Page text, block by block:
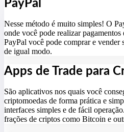
PayPal
Nesse método é muito simples! O
onde você pode realizar
PayPal você pode comprar e vender
de igual modo.
Apps de Trade para
São aplicativos nos quais você
criptomoedas de forma prática e
interfaces simples e de fácil
frações de criptos como Bitcoin e